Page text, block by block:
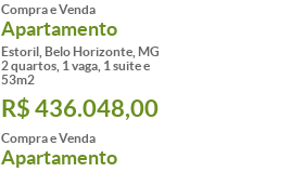
Compra e Venda
Apartamento
Estoril, Belo Horizonte, MG
2 quartos, 1 vaga, 1 suite e
53m2
R$ 436.048,00
Compra e Venda
Apartamento